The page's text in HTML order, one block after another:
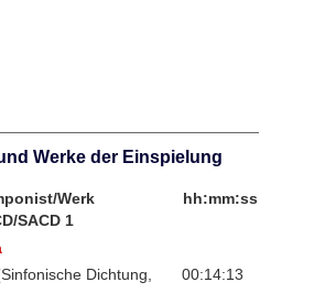
Werke der Einspielung
Werk
hh:mm:ss
SACD 1
Dichtung,
00:14:13